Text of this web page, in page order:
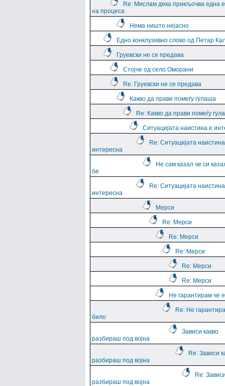
Re: Мислам дека прикљочва една
на процеса
Нема ништо нејасно
Едно конклузивно слово од Петар
Груевски не се предава
Стојче од село Оморани
Re: Груевски не се предава
Какво да прави помеѓу гулаша
Re: Какво да прави помеѓу
Ситуацијата наистина е
Re: Ситуацијата
интересна
Не сам казал че си
бе
Re: Ситуацијата
интересна
Мерси
Re: Мерси
Re: Мерси
Re: Мерси
Re: Мерси
Re: Мерси
Не гарантирам че
Re: Не
било
Зависи какво
разбираш под војна
Re: Зависи
разбираш под војна
Re:
разбираш под војна